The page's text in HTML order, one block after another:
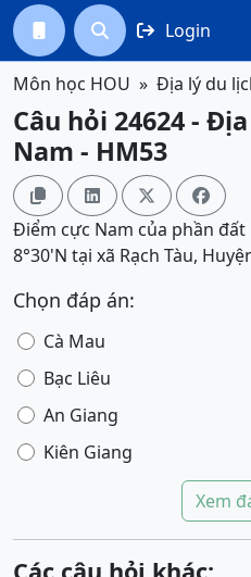
  Login
Môn học HOU Địa lý du
Câu hỏi 24624 -
Nam - HM53
   
Điểm cực Nam của phần đất
8°30'N tại xã Rạch Tàu,
Chọn đáp án:
Cà Mau
Bạc Liêu
An Giang
Kiên Giang
Xem